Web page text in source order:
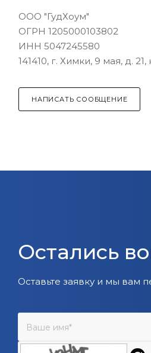
ООО "ГудХоум"
ОГРН 1205000103802
ИНН 5047245580
141410, г. Химки, 9 мая, д. 21,
НАПИСАТЬ СООБЩЕНИЕ
Остались
Оставьте заявку и мы вам